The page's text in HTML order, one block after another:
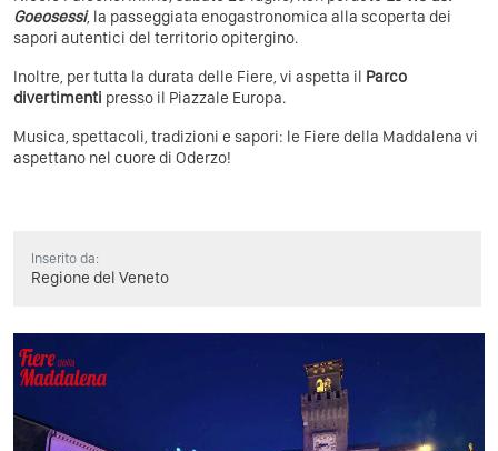
Goeosessi, la passeggiata enogastronomica alla scoperta dei
sapori autentici del territorio opitergino.
Inoltre, per tutta la durata delle Fiere, vi aspetta il Parco
divertimenti presso il Piazzale Europa.
Musica, spettacoli, tradizioni e sapori: le Fiere della Maddalena vi
aspettano nel cuore di Oderzo!
Inserito da:
Regione del Veneto